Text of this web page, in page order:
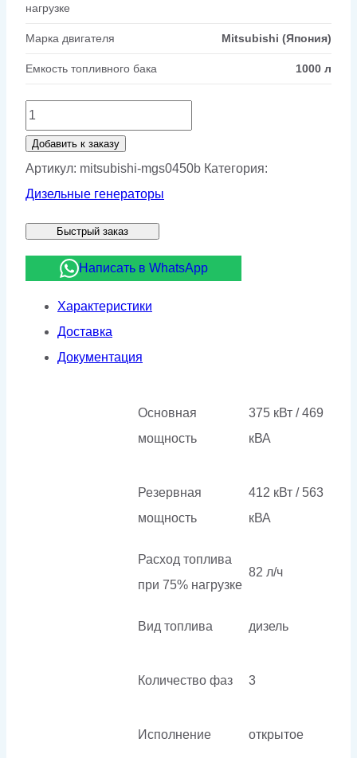
нагрузке
Марка двигателя Mitsubishi (Япония)
Емкость топливного бака 1000 л
Количество
товара
Дизельный
генератор
MGS0450B
Добавить к заказу
Артикул: mitsubishi-mgs0450b Категория:
Дизельные генераторы
Быстрый заказ
Написать в WhatsApp
Характеристики
Доставка
Документация
Основная
мощность
375 кВт / 469
кВА
Резервная
мощность
412 кВт / 563
кВА
Расход топлива
при 75% нагрузке
82 л/ч
Вид топлива дизель
Количество фаз 3
Исполнение открытое